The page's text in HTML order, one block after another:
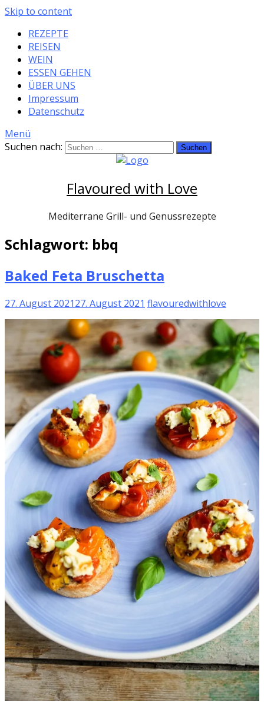
Skip to content
REZEPTE
REISEN
WEIN
ESSEN GEHEN
ÜBER UNS
Impressum
Datenschutz
Menü
Suchen nach:
Flavoured with Love
Mediterrane Grill- und Genussrezepte
Schlagwort: bbq
Baked Feta Bruschetta
27. August 202127. August 2021 flavouredwithlove